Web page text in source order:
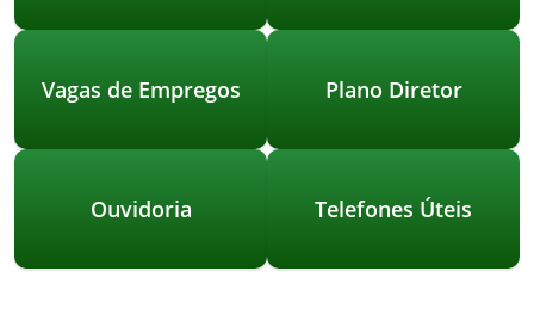
Vagas de Empregos Plano Diretor
Ouvidoria Telefones Úteis